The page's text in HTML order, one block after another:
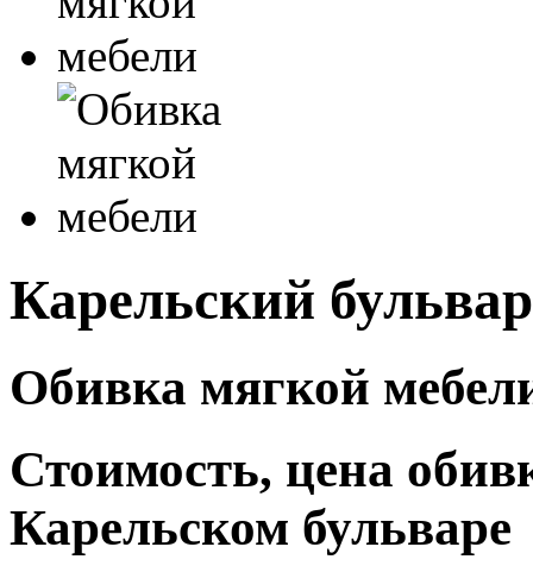
Карельский
Обивка мягкой
Стоимость, цена
Карельском бульваре